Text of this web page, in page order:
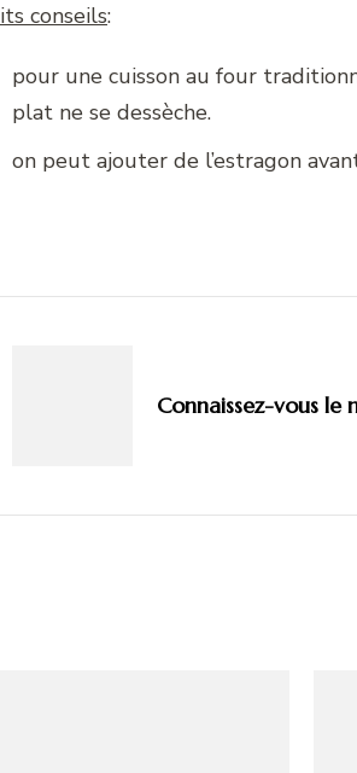
conseils:
pour une cuisson au four
plat ne se dessèche.
on peut ajouter de l’estragon
Connaissez-vous le